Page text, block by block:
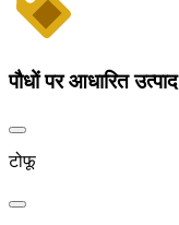
पौधों पर आधारित उत्पाद
टोफू